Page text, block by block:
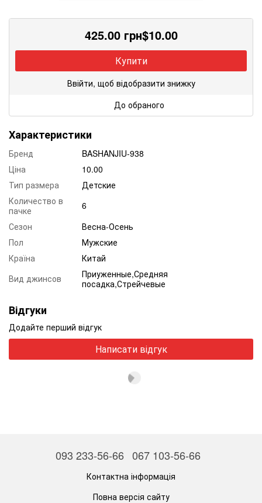
425.00грн$10.00
Купити
Ввійти, щоб відобразити знижку
До обраного
Характеристики
Бренд
BASHANJIU-938
Ціна
10.00
Тип размера
Детские
Количество в
пачке
6
Сезон
Весна-Осень
Пол
Мужские
Країна
Китай
Вид джинсов
Приуженные,Средняя
посадка,Стрейчевые
Відгуки
Додайте перший відгук
Написати відгук
093 233-56-66 067 103-56-66
Контактна інформація
Повна версія сайту